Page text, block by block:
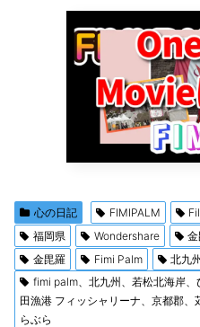
心の日記 FIMIPALM
福岡県
Wondershare
金毘羅
Fimi Palm
北九
fimi palm、北九州、若松北海岸
田漁港 フィッシャリーナ、京都郡
らぶら